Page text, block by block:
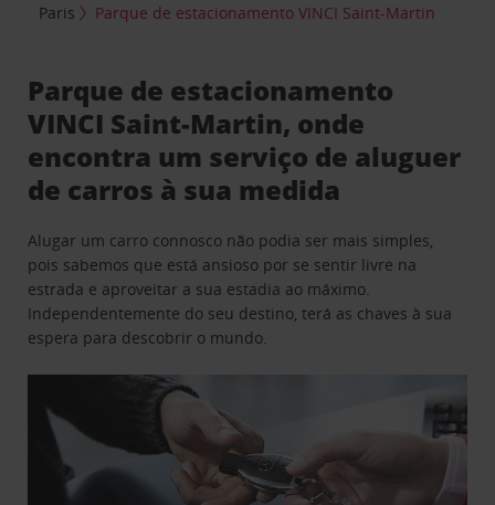
Paris
Parque de estacionamento VINCI Saint-Martin
Parque de estacionamento
VINCI Saint-Martin, onde
encontra um serviço de aluguer
de carros à sua medida
Alugar um carro connosco não podia ser mais simples,
pois sabemos que está ansioso por se sentir livre na
estrada e aproveitar a sua estadia ao máximo.
Independentemente do seu destino, terá as chaves à sua
espera para descobrir o mundo.